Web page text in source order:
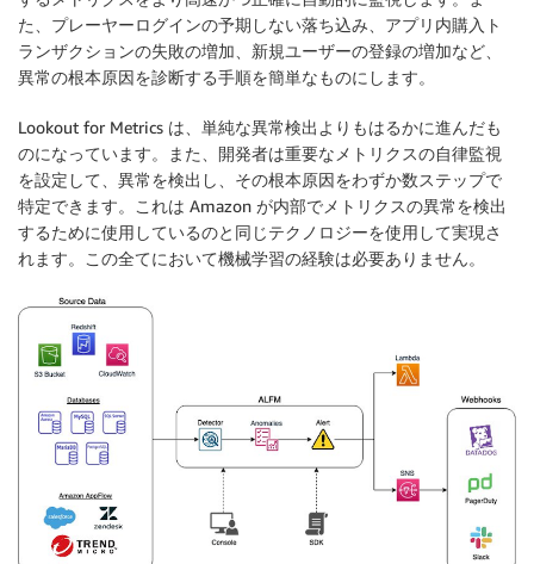
た、プレーヤーログインの予期しない落ち込み、アプリ内購入ト
ランザクションの失敗の増加、新規ユーザーの登録の増加など、
異常の根本原因を診断する手順を簡単なものにします。
Lookout for Metrics は、単純な異常検出よりもはるかに進んだも
のになっています。また、開発者は重要なメトリクスの自律監視
を設定して、異常を検出し、その根本原因をわずか数ステップで
特定できます。これは Amazon が内部でメトリクスの異常を検出
するために使用しているのと同じテクノロジーを使用して実現さ
れます。この全てにおいて機械学習の経験は必要ありません。